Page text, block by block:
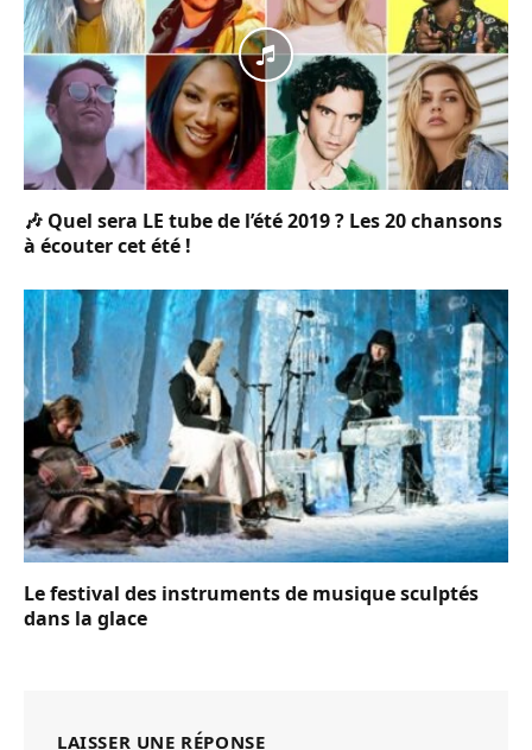
🎶 Quel sera LE tube de l’été 2019 ? Les 20 chansons
à écouter cet été !
Le festival des instruments de musique sculptés
dans la glace
LAISSER UNE RÉPONSE